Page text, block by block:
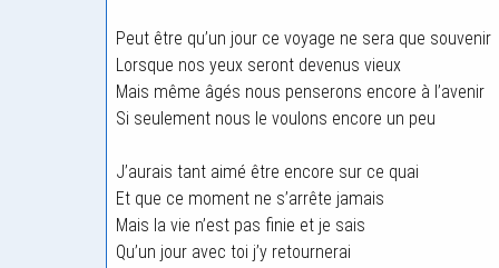
Peut être qu’un jour ce voyage ne sera que souvenir
Lorsque nos yeux seront devenus vieux
Mais même âgés nous penserons encore à l’avenir
Si seulement nous le voulons encore un peu
J’aurais tant aimé être encore sur ce quai
Et que ce moment ne s’arrête jamais
Mais la vie n’est pas finie et je sais
Qu’un jour avec toi j’y retournerai